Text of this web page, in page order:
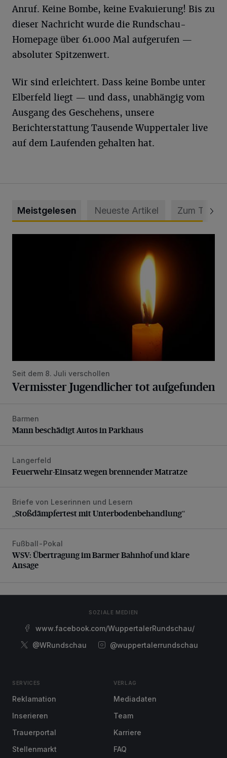
Anruf. Keine Bombe, keine Evakuierung! Bis zu
dieser Nachricht wurde die Rundschau-
Homepage über 61.000 Mal aufgerufen —
absoluter Spitzenwert.
Wir sind erleichtert. Dass keine Bombe unter
Elberfeld liegt — und dass, unabhängig vom
Ausgang des Geschehens, unsere
Berichterstattung Tausende Wuppertaler live
auf dem Laufenden gehalten hat.
Meistgelesen Neueste Artikel Zum Thema
Seit dem 8. Juli verschollen
Vermisster Jugendlicher tot aufgefunden
Mann beschädigt Autos in Parkhaus
Barmen
Mann beschädigt Autos in Parkhaus
Feuerwehr-Einsatz wegen brennender Matratze
Langerfeld
Feuerwehr-Einsatz wegen brennender Matratze
„Stoßdämpfertest mit Unterbodenbehandlung“
Briefe von Leserinnen und Lesern
„Stoßdämpfertest mit Unterbodenbehandlung“
WSV: Übertragung im Barmer Bahnhof und klare Ansage
Fußball-Pokal
WSV: Übertragung im Barmer Bahnhof und klare
Ansage
SOZIALE MEDIEN
www.facebook.com/WuppertalerRundschau/
@WRundschau
@wuppertalerrundschau
SERVICES
Reklamation
Inserieren
Trauerportal
Stellenmarkt
VERLAG
Mediadaten
Team
Karriere
FAQ